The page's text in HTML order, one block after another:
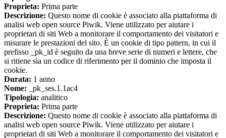
Proprieta: Prima parte
Descrizione: Questo nome di cookie è associato alla piattaforma di
analisi web open source Piwik. Viene utilizzato per aiutare i
proprietari di siti Web a monitorare il comportamento dei visitatori e
misurare le prestazioni del sito. È un cookie di tipo pattern, in cui il
prefisso _pk_id è seguito da una breve serie di numeri e lettere, che
si ritiene sia un codice di riferimento per il dominio che imposta il
cookie.
Durata: 1 anno
Nome: _pk_ses.1.1ac4
Tipologia: analitico
Proprieta: Prima parte
Descrizione: Questo nome di cookie è associato alla piattaforma di
analisi web open source Piwik. Viene utilizzato per aiutare i
proprietari di siti Web a monitorare il comportamento dei visitatori e